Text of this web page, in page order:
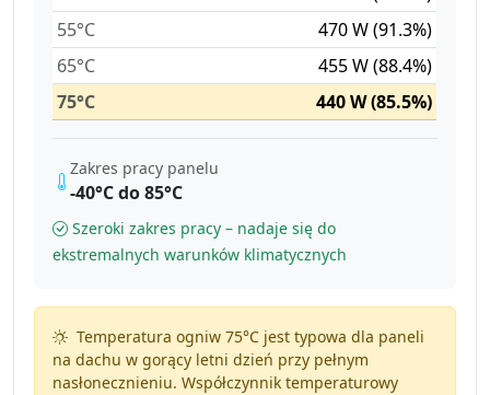
55°C
470 W (91.3%)
65°C
455 W (88.4%)
75°C
440 W (85.5%)
Zakres pracy panelu
-40°C do 85°C
Szeroki zakres pracy – nadaje się do
ekstremalnych warunków klimatycznych
Temperatura ogniw 75°C jest typowa dla paneli
na dachu w gorący letni dzień przy pełnym
nasłonecznieniu. Współczynnik temperaturowy